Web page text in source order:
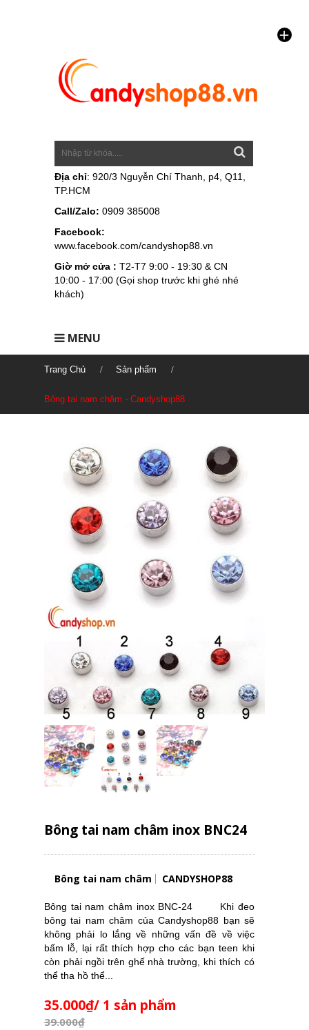
Địa chỉ: 920/3 Nguyễn Chí Thanh, p4, Q11,
TP.HCM
Call/Zalo: 0909 385008
Facebook:
www.facebook.com/candyshop88.vn
Giờ mở cửa : T2-T7 9:00 - 19:30 & CN
10:00 - 17:00 (Gọi shop trước khi ghé nhé
khách)
MENU
Trang Chủ Sản phẩm
Bông tai nam châm - Candyshop88
Bông tai nam châm inox BNC24
Bông tai nam châm CANDYSHOP88
Bông tai nam châm inox BNC-24 Khi đeo
bông tai nam châm của Candyshop88 bạn sẽ
không phải lo lắng về những vấn đề về việc
bấm lỗ, lại rất thích hợp cho các bạn teen khi
còn phải ngồi trên ghế nhà trường, khi thích có
thể tha hồ thể...
35.000₫/ 1 sản phẩm
39.000₫